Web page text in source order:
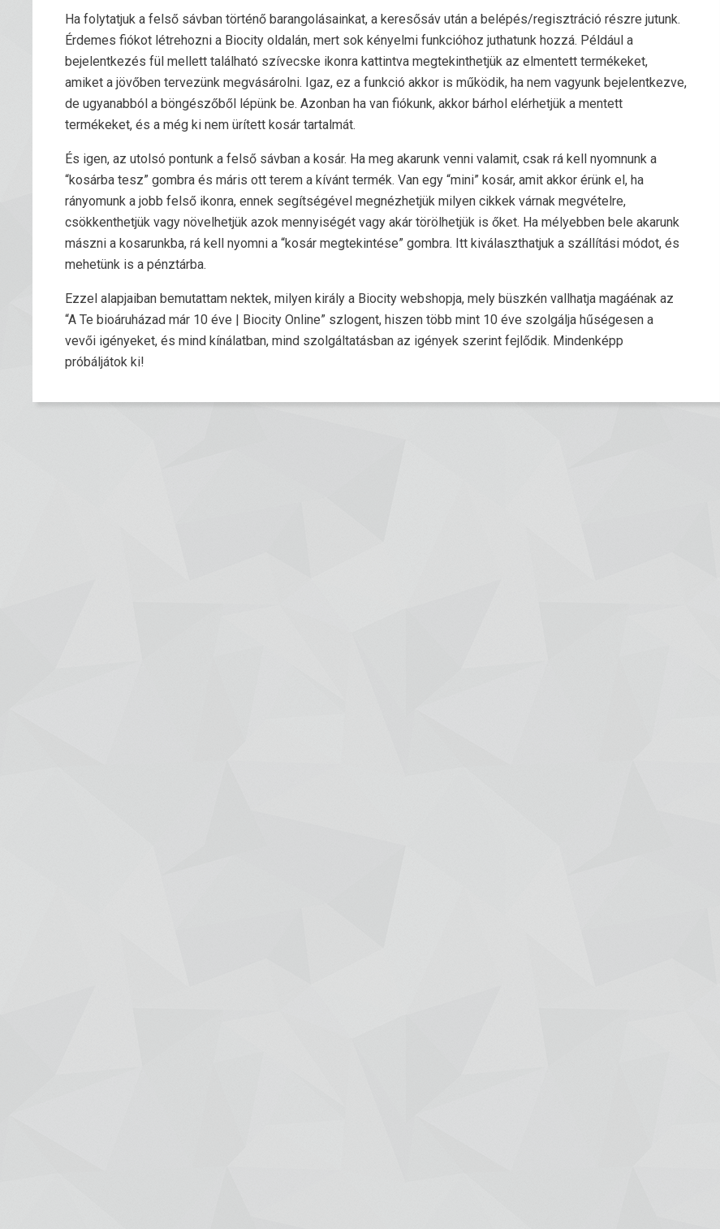
Ha folytatjuk a felső sávban történő barangolásainkat, a keresősáv után a belépés/regisztráció részre jutunk.
Érdemes fiókot létrehozni a Biocity oldalán, mert sok kényelmi funkcióhoz juthatunk hozzá. Például a
bejelentkezés fül mellett található szívecske ikonra kattintva megtekinthetjük az elmentett termékeket,
amiket a jövőben tervezünk megvásárolni. Igaz, ez a funkció akkor is működik, ha nem vagyunk bejelentkezve,
de ugyanabból a böngészőből lépünk be. Azonban ha van fiókunk, akkor bárhol elérhetjük a mentett
termékeket, és a még ki nem ürített kosár tartalmát.
És igen, az utolsó pontunk a felső sávban a kosár. Ha meg akarunk venni valamit, csak rá kell nyomnunk a
“kosárba tesz” gombra és máris ott terem a kívánt termék. Van egy “mini” kosár, amit akkor érünk el, ha
rányomunk a jobb felső ikonra, ennek segítségével megnézhetjük milyen cikkek várnak megvételre,
csökkenthetjük vagy növelhetjük azok mennyiségét vagy akár törölhetjük is őket. Ha mélyebben bele akarunk
mászni a kosarunkba, rá kell nyomni a “kosár megtekintése” gombra. Itt kiválaszthatjuk a szállítási módot, és
mehetünk is a pénztárba.
Ezzel alapjaiban bemutattam nektek, milyen király a Biocity webshopja, mely büszkén vallhatja magáénak az
“A Te bioáruházad már 10 éve | Biocity Online” szlogent, hiszen több mint 10 éve szolgálja hűségesen a
vevői igényeket, és mind kínálatban, mind szolgáltatásban az igények szerint fejlődik. Mindenképp
próbáljátok ki!